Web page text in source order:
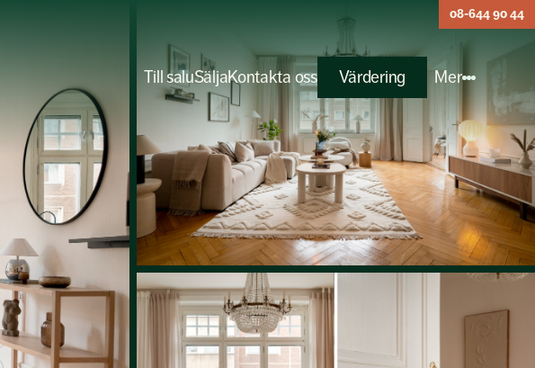
Till saluSäljaKontakta oss Värdering Mer
08-644 90 44